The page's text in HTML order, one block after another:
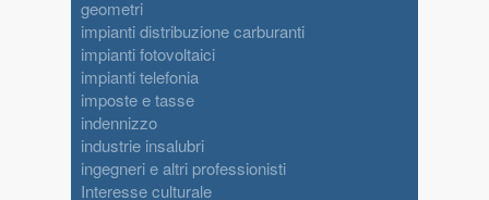
geometri
impianti distribuzione carburanti
impianti fotovoltaici
impianti telefonia
imposte e tasse
indennizzo
industrie insalubri
ingegneri e altri professionisti
Interesse culturale